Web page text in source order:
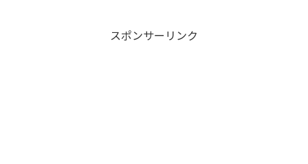
スポンサーリンク